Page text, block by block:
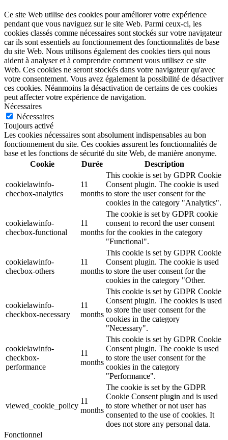
Ce site Web utilise des cookies pour améliorer votre expérience
pendant que vous naviguez sur le site Web. Parmi ceux-ci, les
cookies classés comme nécessaires sont stockés sur votre navigateur
car ils sont essentiels au fonctionnement des fonctionnalités de base
du site Web. Nous utilisons également des cookies tiers qui nous
aident à analyser et à comprendre comment vous utilisez ce site
Web. Ces cookies ne seront stockés dans votre navigateur qu'avec
votre consentement. Vous avez également la possibilité de désactiver
ces cookies. Néanmoins la désactivation de certains de ces cookies
peut affecter votre expérience de navigation.
Nécessaires
Nécessaires
Toujours activé
Les cookies nécessaires sont absolument indispensables au bon
fonctionnement du site. Ces cookies assurent les fonctionnalités de
base et les fonctions de sécurité du site Web, de manière anonyme.
Cookie
Durée Description
cookielawinfo-
checbox-analytics
11
months
This cookie is set by GDPR Cookie
Consent plugin. The cookie is used
to store the user consent for the
cookies in the category "Analytics".
cookielawinfo-
checbox-functional
11
months
The cookie is set by GDPR cookie
consent to record the user consent
for the cookies in the category
"Functional".
cookielawinfo-
checbox-others
11
months
This cookie is set by GDPR Cookie
Consent plugin. The cookie is used
to store the user consent for the
cookies in the category "Other.
cookielawinfo-
checkbox-necessary
11
months
This cookie is set by GDPR Cookie
Consent plugin. The cookies is used
to store the user consent for the
cookies in the category
"Necessary".
cookielawinfo-
checkbox-
performance
11
months
This cookie is set by GDPR Cookie
Consent plugin. The cookie is used
to store the user consent for the
cookies in the category
"Performance".
viewed_cookie_policy
11
months
The cookie is set by the GDPR
Cookie Consent plugin and is used
to store whether or not user has
consented to the use of cookies. It
does not store any personal data.
Fonctionnel